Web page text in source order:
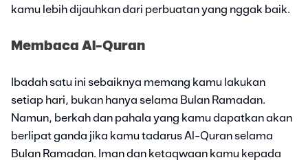
kamu lebih dijauhkan dari perbuatan yang nggak baik.
Membaca Al-Quran
Ibadah satu ini sebaiknya memang kamu lakukan
setiap hari, bukan hanya selama Bulan Ramadan.
Namun, berkah dan pahala yang kamu dapatkan akan
berlipat ganda jika kamu tadarus Al-Quran selama
Bulan Ramadan. Iman dan ketaqwaan kamu kepada